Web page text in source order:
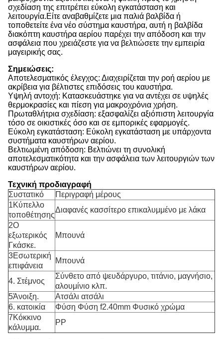
σχεδίαση της επιτρέπει εύκολη εγκατάσταση και
λειτουργία.Είτε αναβαθμίζετε μια παλιά βαλβίδα ή
τοποθετείτε ένα νέο σύστημα καυστήρα, αυτή η βαλβίδα
διακόπτη καυστήρα αερίου παρέχει την απόδοση και την
ασφάλεια που χρειάζεστε για να βελτιώσετε την εμπειρία
μαγειρικής σας.
Σημειώσεις:
Αποτελεσματικός έλεγχος: Διαχειρίζεται την ροή αερίου με
ακρίβεια για βέλτιστες επιδόσεις του καυστήρα.
Υψηλή αντοχή: Κατασκευάστηκε για να αντέχει σε υψηλές
θερμοκρασίες και πίεση για μακροχρόνια χρήση.
Πρωταθλήτρια σχεδίαση: εξασφαλίζει αξιόπιστη λειτουργία
τόσο σε οικιστικές όσο και σε εμπορικές εφαρμογές.
Εύκολη εγκατάσταση: Εύκολη εγκατάσταση με υπάρχοντα
συστήματα καυστήρων αερίου.
Βελτιωμένη απόδοση: Βελτιώνει τη συνολική
αποτελεσματικότητα και την ασφάλεια των λειτουργιών των
καυστήρων αερίου.
Τεχνική προδιαγραφή
Συστατικό
Περιγραφή μέρους
1Κύπελλο
τοποθέτησης
Διαφανές κασσίτερο επικαλυμμένο με λάκα
2Ο
εξωτερικός
Γκάσκε.
Μπουνά
3Εσωτερική
επιφάνεια
Μπουνά
4. Στέμνος
Σύνθετο από ψευδάργυρο, τιτάνιο, μαγνήσιο,
αλουμίνιο κλπ.
5Άνοιξη.
Ατσάλι ατσάλι
6. κατοικία
Φύση Φύση f2.40mm Φυσικό χρώμα
7Κόκκινο
κάλυμμα.
PP